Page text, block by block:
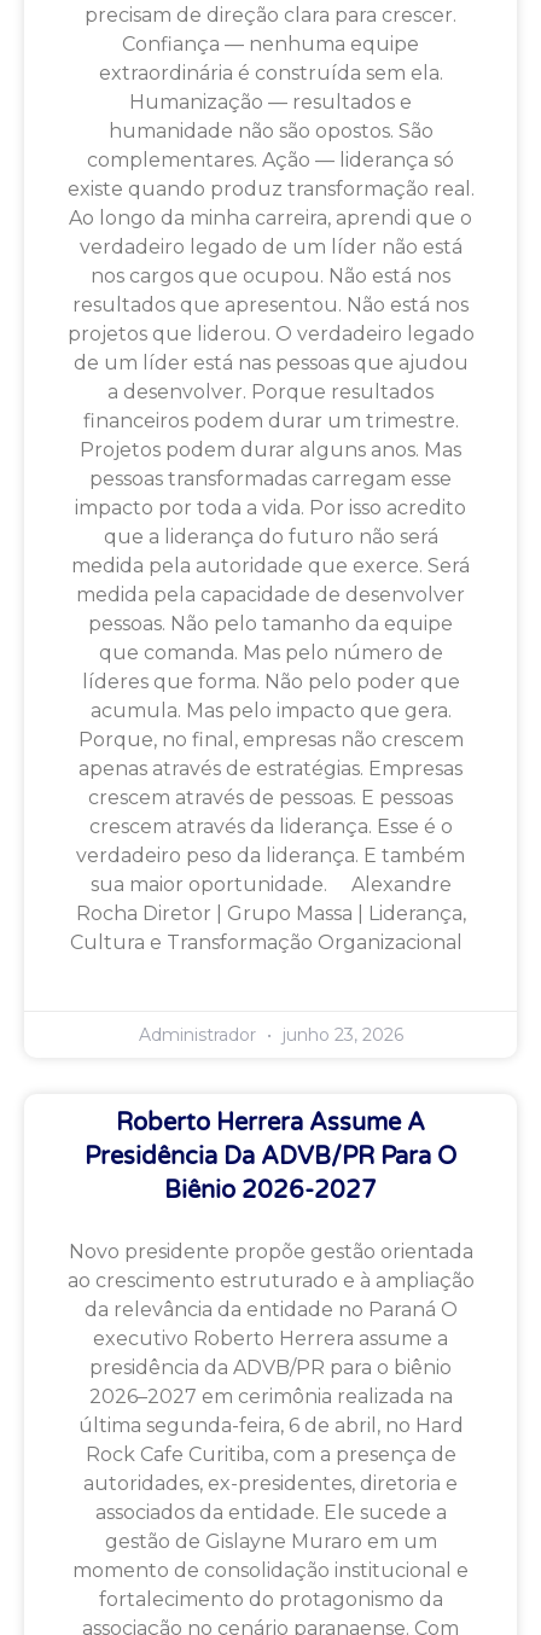
precisam de direção clara para crescer.
Confiança — nenhuma equipe
extraordinária é construída sem ela.
Humanização — resultados e
humanidade não são opostos. São
complementares. Ação — liderança só
existe quando produz transformação real.
Ao longo da minha carreira, aprendi que o
verdadeiro legado de um líder não está
nos cargos que ocupou. Não está nos
resultados que apresentou. Não está nos
projetos que liderou. O verdadeiro legado
de um líder está nas pessoas que ajudou
a desenvolver. Porque resultados
financeiros podem durar um trimestre.
Projetos podem durar alguns anos. Mas
pessoas transformadas carregam esse
impacto por toda a vida. Por isso acredito
que a liderança do futuro não será
medida pela autoridade que exerce. Será
medida pela capacidade de desenvolver
pessoas. Não pelo tamanho da equipe
que comanda. Mas pelo número de
líderes que forma. Não pelo poder que
acumula. Mas pelo impacto que gera.
Porque, no final, empresas não crescem
apenas através de estratégias. Empresas
crescem através de pessoas. E pessoas
crescem através da liderança. Esse é o
verdadeiro peso da liderança. E também
sua maior oportunidade. Alexandre
Rocha Diretor | Grupo Massa | Liderança,
Cultura e Transformação Organizacional
Administrador junho 23, 2026
Roberto Herrera Assume A
Presidência Da ADVB/PR Para O
Biênio 2026-2027
Novo presidente propõe gestão orientada
ao crescimento estruturado e à ampliação
da relevância da entidade no Paraná O
executivo Roberto Herrera assume a
presidência da ADVB/PR para o biênio
2026–2027 em cerimônia realizada na
última segunda-feira, 6 de abril, no Hard
Rock Cafe Curitiba, com a presença de
autoridades, ex-presidentes, diretoria e
associados da entidade. Ele sucede a
gestão de Gislayne Muraro em um
momento de consolidação institucional e
fortalecimento do protagonismo da
associação no cenário paranaense. Com